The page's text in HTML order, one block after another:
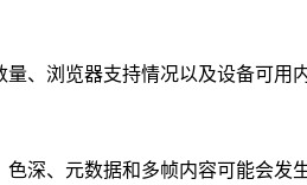
、浏览器支持情况以及设备可用
深、元数据和多帧内容可能会发